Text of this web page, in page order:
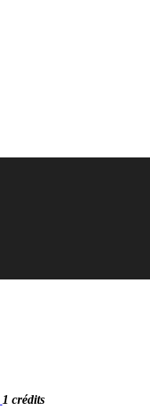
1 crédits